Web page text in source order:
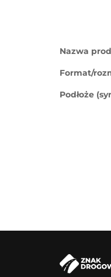
Nazwa
Format/
Podłoże